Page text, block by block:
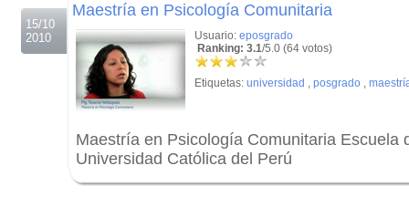
15/10
2010
Maestría en Psicología Comunitaria
Usuario: eposgrado
Ranking: 3.1/5.0 (64 votos)
Etiquetas: universidad , posgrado ,
Maestría en Psicología Comunitaria Escuela
Universidad Católica del Perú